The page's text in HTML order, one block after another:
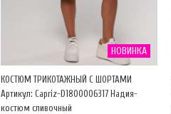
НОВИНКА
КОСТЮМ ТРИКОТАЖНЫЙ С ШОРТАМИ
Артикул: Capriz-D1800006317 Надия-
костюм сливочный